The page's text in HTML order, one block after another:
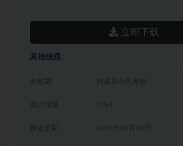
立即下载
其他信息
有效期 购买后永久有效
累计销量 1764
2024年03月23日